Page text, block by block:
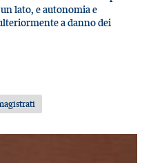
lato, e autonomia e
a danno dei